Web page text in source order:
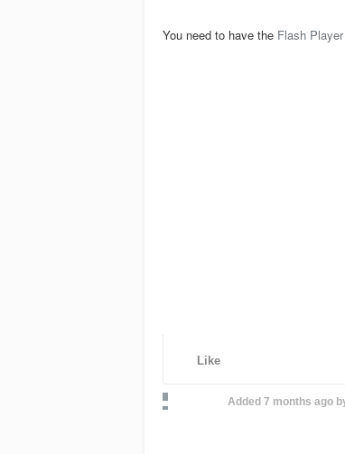
You need to have the Flash Player
Like
Added 7 months ago